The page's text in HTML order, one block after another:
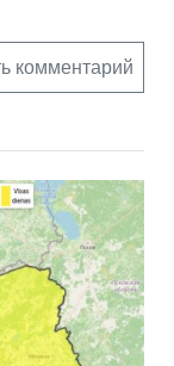
комментарий